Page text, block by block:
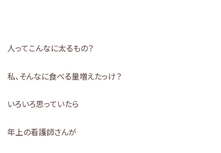
人ってこんなに太るもの？
私、そんなに食べる量増えたっけ？
いろいろ思っていたら
年上の看護師さんが